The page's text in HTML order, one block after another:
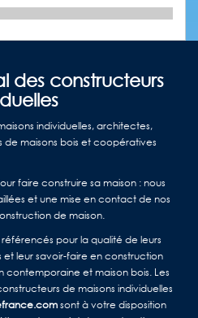
des constructeurs
individuelles, architectes,
maisons bois et coopératives
faire construire sa maison : nous
et une mise en contact de nos
de maison.
pour la qualité de leurs
leur savoir-faire en construction
contemporaine et maison bois. Les
de maisons individuelles
sont à votre disposition